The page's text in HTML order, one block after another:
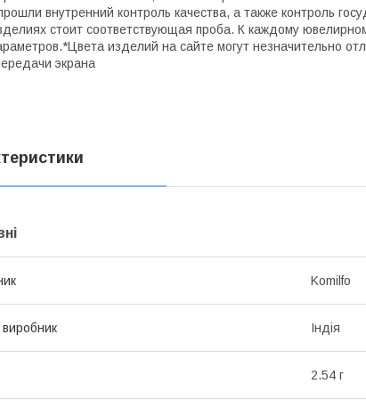
внутренний контроль качества, а также контроль
стоит соответствующая проба. К каждому
изделий на сайте могут незначительно
экрана
Komilfo
виробник Індія
2.54 г